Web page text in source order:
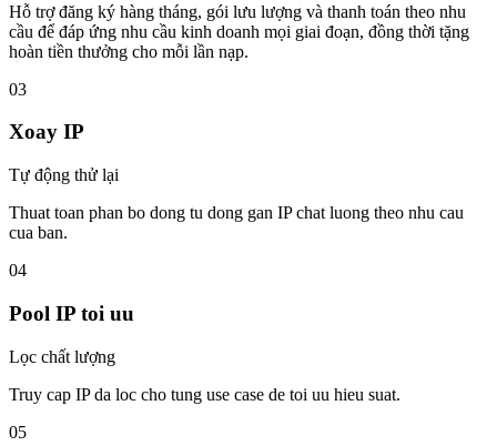
Hỗ trợ đăng ký hàng tháng, gói lưu lượng và thanh toán theo nhu
cầu để đáp ứng nhu cầu kinh doanh mọi giai đoạn, đồng thời tặng
hoàn tiền thưởng cho mỗi lần nạp.
03
Xoay IP
Tự động thử lại
Thuat toan phan bo dong tu dong gan IP chat luong theo nhu cau
cua ban.
04
Pool IP toi uu
Lọc chất lượng
Truy cap IP da loc cho tung use case de toi uu hieu suat.
05